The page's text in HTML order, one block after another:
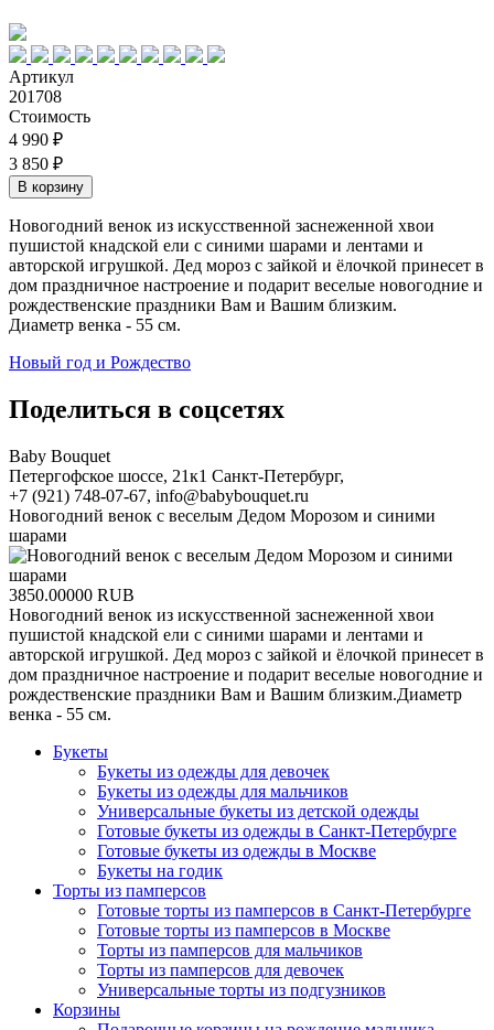
Артикул
201708
Стоимость
4 990 ₽
3 850 ₽
Новогодний венок из искусственной заснеженной хвои
пушистой кнадской ели с синими шарами и лентами и
авторской игрушкой. Дед мороз с зайкой и ёлочкой принесет в
дом праздничное настроение и подарит веселые новогодние и
рождественские праздники Вам и Вашим близким.
Диаметр венка - 55 см.
Новый год и Рождество
Поделиться в соцсетях
Baby Bouquet
Петергофское шоссе, 21к1 Санкт-Петербург,
+7 (921) 748-07-67, info@babybouquet.ru
Новогодний венок с веселым Дедом Морозом и синими
шарами
3850.00000 RUB
Новогодний венок из искусственной заснеженной хвои
пушистой кнадской ели с синими шарами и лентами и
авторской игрушкой. Дед мороз с зайкой и ёлочкой принесет в
дом праздничное настроение и подарит веселые новогодние и
рождественские праздники Вам и Вашим близким.Диаметр
венка - 55 см.
Букеты
Букеты из одежды для девочек
Букеты из одежды для мальчиков
Универсальные букеты из детской одежды
Готовые букеты из одежды в Санкт-Петербурге
Готовые букеты из одежды в Москве
Букеты на годик
Торты из памперсов
Готовые торты из памперсов в Санкт-Петербурге
Готовые торты из памперсов в Москве
Торты из памперсов для мальчиков
Торты из памперсов для девочек
Универсальные торты из подгузников
Корзины